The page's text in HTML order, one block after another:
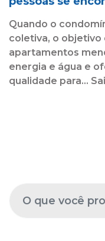
Quando o
coletiva, o objetivo
apartamentos
energia e água e
qualidade para...